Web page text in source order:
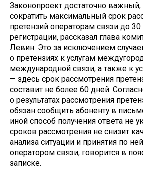
Законопроект достаточно важный,
сократить максимальный срок
претензий операторам связи до
регистрации, рассказал глава
Левин. Это за исключением
о претензиях к услугам
международной связи, а также к
— здесь срок рассмотрения
составит не более 60 дней.
о результатах рассмотрения
обязан сообщить абоненту в
иной способ получения ответа не
сроков рассмотрения не снизит
анализа ситуации и принятия по
оператором связи, говорится в
записке.